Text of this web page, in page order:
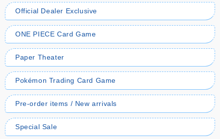
Official Dealer Exclusive
ONE PIECE Card Game
Paper Theater
Pokémon Trading Card Game
Pre-order items / New arrivals
Special Sale